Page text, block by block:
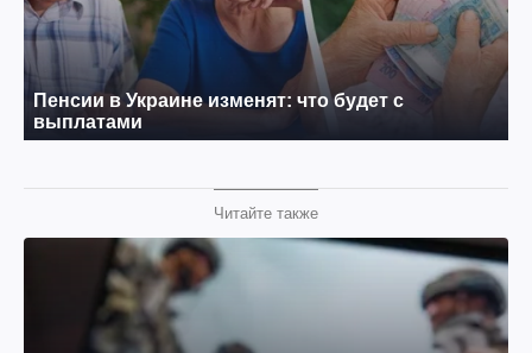
Читайте также